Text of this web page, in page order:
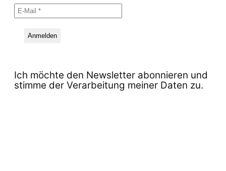
Ich möchte den Newsletter abonnieren und
stimme der Verarbeitung meiner Daten zu.